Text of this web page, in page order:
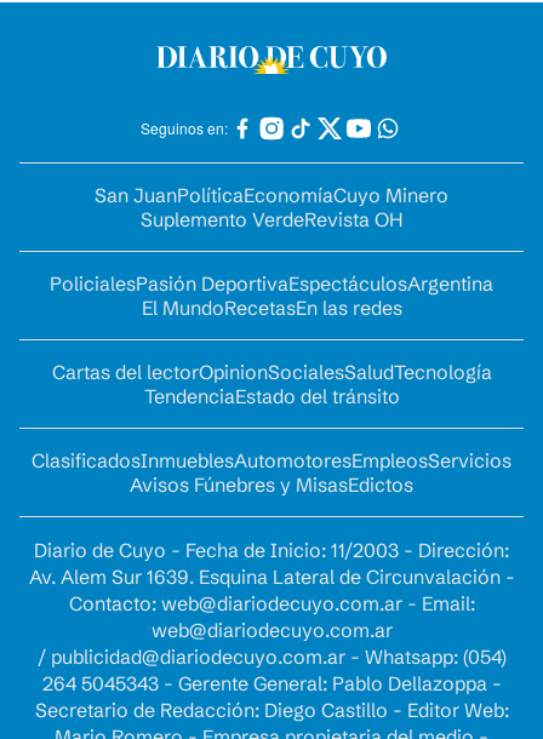
Seguinos en:
San JuanPolíticaEconomíaCuyo Minero
Suplemento VerdeRevista OH
PolicialesPasión DeportivaEspectáculosArgentina
El MundoRecetasEn las redes
Cartas del lectorOpinionSocialesSaludTecnología
TendenciaEstado del tránsito
ClasificadosInmueblesAutomotoresEmpleosServicios
Avisos Fúnebres y MisasEdictos
Diario de Cuyo - Fecha de Inicio: 11/2003 - Dirección:
Av. Alem Sur 1639. Esquina Lateral de Circunvalación -
Contacto: web@diariodecuyo.com.ar- Email:
web@diariodecuyo.com.ar
/ publicidad@diariodecuyo.com.ar- Whatsapp: (054)
264 5045343 - Gerente General: Pablo Dellazoppa -
Secretario de Redacción: Diego Castillo - Editor Web: